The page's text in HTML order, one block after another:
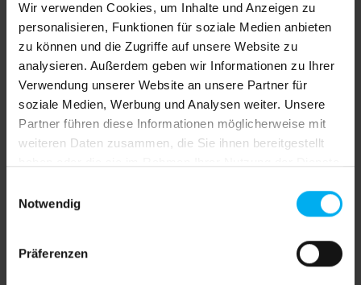
Wir verwenden Cookies, um Inhalte und Anzeigen zu
personalisieren, Funktionen für soziale Medien anbieten
zu können und die Zugriffe auf unsere Website zu
analysieren. Außerdem geben wir Informationen zu Ihrer
Verwendung unserer Website an unsere Partner für
soziale Medien, Werbung und Analysen weiter. Unsere
Partner führen diese Informationen möglicherweise mit
weiteren Daten zusammen, die Sie ihnen bereitgestellt
Notwendig
Präferenzen
Jetzt bestellen und bis Donnerstag, 13. August Ihre
Lieferung erhalten!
Deutschland 4 Werktage, EU Länder plus 1-2
Werktage, Schweiz plus 2-3 Werktage
Druckauswählen
ohne Druck
Vorder- und Rückseite bedruckt
Vorderseite bedruckt, Rückseite weiß
Produkt Anzahl: Gib den gewünschten
Produktnummer: